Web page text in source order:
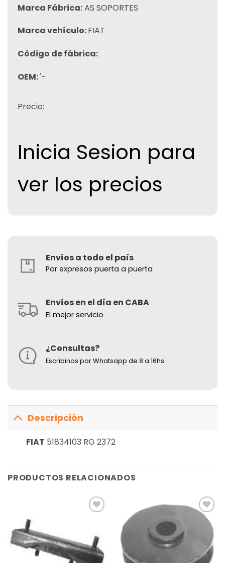
Marca Fábrica:AS SOPORTES
Marca vehículo:FIAT
Código de fábrica:
OEM:'-
Precio:
Inicia Sesion para
ver los precios
Envíos a todo el país
Por expresos puerta a puerta
Envíos en el día en CABA
El mejor servicio
¿Consultas?
Escribinos por Whatsapp de 8 a 16hs
Descripción
FIAT 51834103 RG 2372
PRODUCTOS RELACIONADOS
deseos
Añadir
deseos